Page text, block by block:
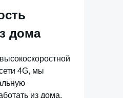
дома
4G, мы
из дома,